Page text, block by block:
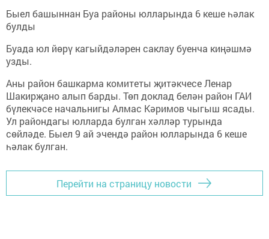
Быел башыннан Буа районы юлларында 6 кеше һәлак
булды
Буада юл йөрү кагыйдәләрен саклау буенча киңәшмә
узды.
Аны район башкарма комитеты җитәкчесе Ленар
Шакирҗано алып барды. Төп доклад белән район ГАИ
бүлекчәсе начальнигы Алмас Кәримов чыгыш ясады.
Ул райондагы юлларда булган хәлләр турында
сөйләде. Быел 9 ай эчендә район юлларында 6 кеше
һәлак булган.
Перейти на страницу новости